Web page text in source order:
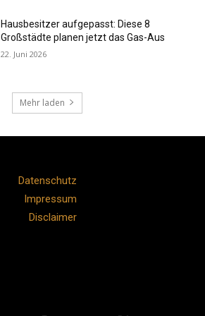
Hausbesitzer aufgepasst: Diese 8
Großstädte planen jetzt das Gas-Aus
22. Juni 2026
Mehr laden
Datenschutz
Impressum
Disclaimer